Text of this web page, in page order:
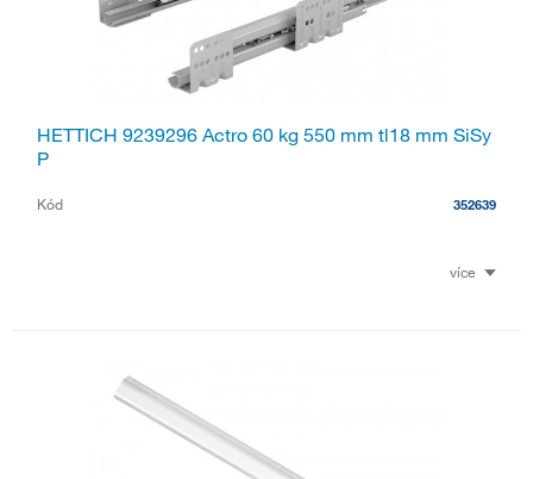
HETTICH 9239296 Actro 60 kg 550 mm tl18 mm SiSy
P
Kód 352639
více